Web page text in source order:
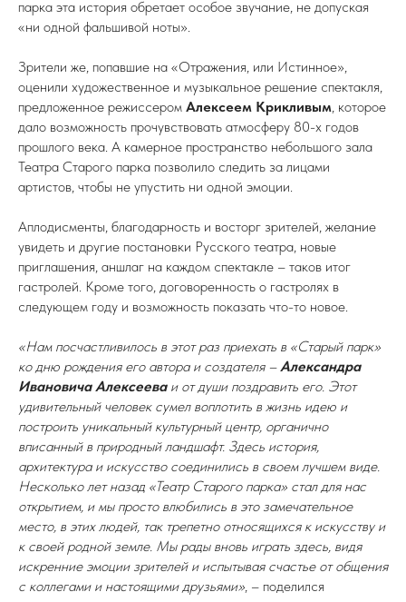
парка эта история обретает особое звучание, не допуская
«ни одной фальшивой ноты».
Зрители же, попавшие на «Отражения, или Истинное»,
оценили художественное и музыкальное решение спектакля,
предложенное режиссером Алексеем Крикливым, которое
дало возможность прочувствовать атмосферу 80-х годов
прошлого века. А камерное пространство небольшого зала
Театра Старого парка позволило следить за лицами
артистов, чтобы не упустить ни одной эмоции.
Аплодисменты, благодарность и восторг зрителей, желание
увидеть и другие постановки Русского театра, новые
приглашения, аншлаг на каждом спектакле – таков итог
гастролей. Кроме того, договоренность о гастролях в
следующем году и возможность показать что-то новое.
«Нам посчастливилось в этот раз приехать в «Старый парк»
ко дню рождения его автора и создателя –Александра
Ивановича Алексееваи от души поздравить его. Этот
удивительный человек сумел воплотить в жизнь идею и
построить уникальный культурный центр, органично
вписанный в природный ландшафт. Здесь история,
архитектура и искусство соединились в своем лучшем виде.
Несколько лет назад «Театр Старого парка» стал для нас
открытием, и мы просто влюбились в это замечательное
место, в этих людей, так трепетно относящихся к искусству и
к своей родной земле. Мы рады вновь играть здесь, видя
искренние эмоции зрителей и испытывая счастье от общения
с коллегами и настоящими друзьями», – поделился